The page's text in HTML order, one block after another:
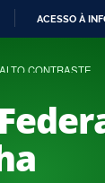
ACESSO À
ALTO CONTRASTE